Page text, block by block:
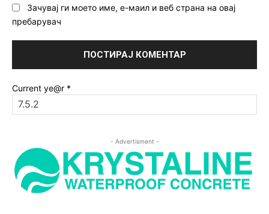
Зачувај ги моето име, е-маил и веб страна на овај
пребарувач
Current ye@r *
- Advertisment -